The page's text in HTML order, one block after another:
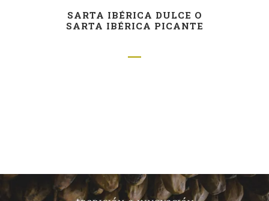
SARTA IBÉRICA DULCE O
SARTA IBÉRICA PICANTE